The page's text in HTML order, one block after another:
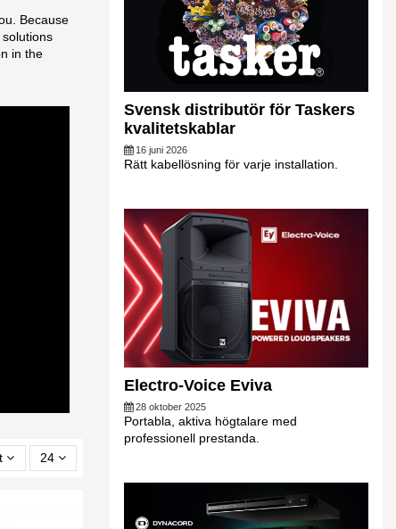
Because
in the
24
Svensk distributör för Taskers
kvalitetskablar
16 juni 2026
Rätt kabellösning för varje installation.
Electro-Voice Eviva
28 oktober 2025
Portabla, aktiva högtalare med
professionell prestanda.